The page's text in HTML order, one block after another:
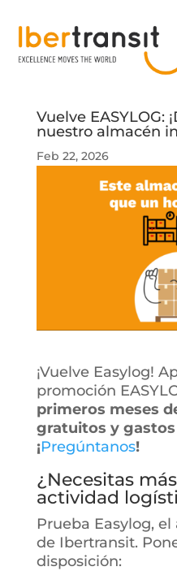
Vuelve EASYLOG:
nuestro almacén
Feb 22, 2026
¡Vuelve Easylog!
promoción
primeros meses
gratuitos y
¡Pregúntanos!
¿Necesitas
actividad
Prueba Easylog,
de Ibertransit.
disposición: